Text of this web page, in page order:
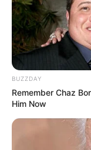
Ende:
Weitere
de/...
und
Auf in die
BUZZDAY
Remember Chaz
Him Now